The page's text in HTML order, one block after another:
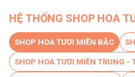
HỆ THỐNG SHOP HOA
SHOP HOA TƯƠI MIỀN BẮC
SHOP HOA TƯƠI MIỀN TRUNG -